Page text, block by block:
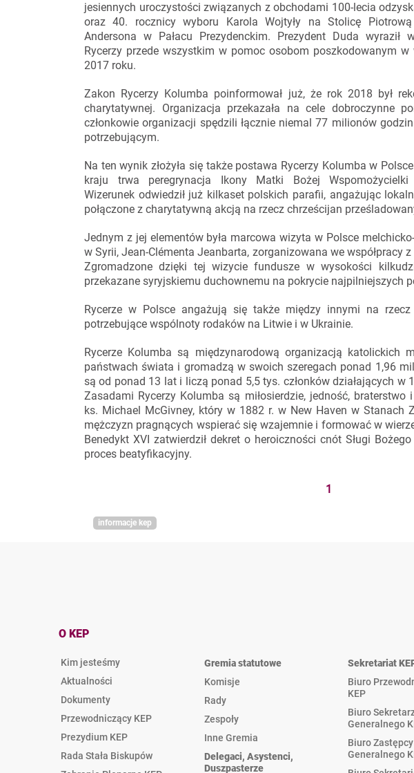
jesiennych uroczystości związanych z obchodami 100-lecia
oraz 40. rocznicy wyboru Karola Wojtyły na Stolicę
Andersona w Pałacu Prezydenckim. Prezydent Duda wyraził
Rycerzy przede wszystkim w pomoc osobom poszkodowanym
2017 roku.
Zakon Rycerzy Kolumba poinformował już, że rok 2018 był
charytatywnej. Organizacja przekazała na cele dobroczynne
członkowie organizacji spędzili łącznie niemal 77 milionów
potrzebującym.
Na ten wynik złożyła się także postawa Rycerzy Kolumba w
kraju trwa peregrynacja Ikony Matki Bożej Wspomożycielki
Wizerunek odwiedził już kilkaset polskich parafii, angażując
połączone z charytatywną akcją na rzecz chrześcijan
Jednym z jej elementów była marcowa wizyta w Polsce
w Syrii, Jean-Clémenta Jeanbarta, zorganizowana we współpracy
Zgromadzone dzięki tej wizycie fundusze w wysokości
przekazane syryjskiemu duchownemu na pokrycie najpilniejszych
Rycerze w Polsce angażują się także między innymi na
potrzebujące wspólnoty rodaków na Litwie i w Ukrainie.
Rycerze Kolumba są międzynarodową organizacją katolickich
państwach świata i gromadzą w swoich szeregach ponad 1,96
są od ponad 13 lat i liczą ponad 5,5 tys. członków działających w
Zasadami Rycerzy Kolumba są miłosierdzie, jedność, braterstwo
ks. Michael McGivney, który w 1882 r. w New Haven w Stanach
mężczyzn pragnących wspierać się wzajemnie i formować w
Benedykt XVI zatwierdził dekret o heroiczności cnót Sługi
proces beatyfikacyjny.
1
informacje kep
O KEP
Kim jesteśmy
Aktualności
Dokumenty
Przewodniczący KEP
Prezydium KEP
Rada Stała Biskupów
Gremia statutowe
Komisje
Rady
Zespoły
Inne Gremia
Delegaci, Asystenci,
Duszpasterze
Sekretariat
Biuro
KEP
Biuro
Generalnego
Biuro
Generalnego